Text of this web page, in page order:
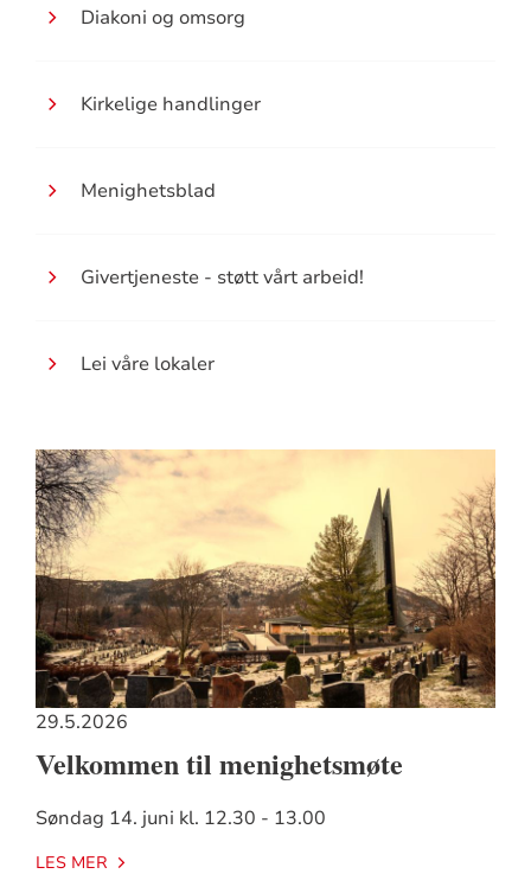
Diakoni og omsorg
Kirkelige handlinger
Menighetsblad
Givertjeneste - støtt vårt arbeid!
Lei våre lokaler
29.5.2026
Velkommen til menighetsmøte
Søndag 14. juni kl. 12.30 - 13.00
LES MER